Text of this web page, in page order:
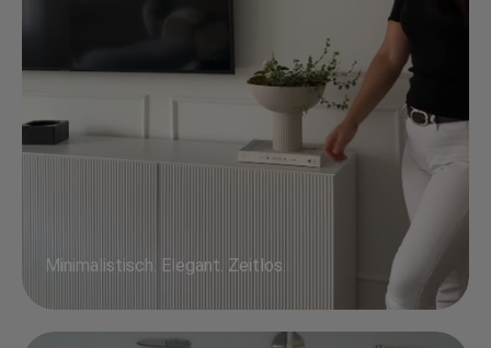
Minimalistisch. Elegant. Zeitlos.